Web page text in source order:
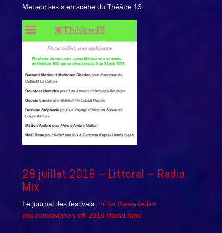
Metteur.ses.s en scène du Théâtre 13.
28 juillet 2018 – Littoral – Radio
Mix
Le journal des festivals : https://www.radio-
mix.com/avignon-off-2018-littoral.html